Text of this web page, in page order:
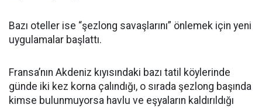
Bazı oteller ise “şezlong savaşlarını” önlemek için yeni
uygulamalar başlattı.
Fransa’nın Akdeniz kıyısındaki bazı tatil köylerinde
günde iki kez korna çalındığı, o sırada şezlong başında
kimse bulunmuyorsa havlu ve eşyaların kaldırıldığı